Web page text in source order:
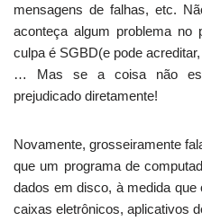
mensagens de falhas, etc.
aconteça algum problema no
culpa é SGBD(e pode
… Mas se a coisa não
prejudicado diretamente!
Novamente, grosseiramente
que um programa de
dados em disco, à medida
caixas eletrônicos, aplicativos